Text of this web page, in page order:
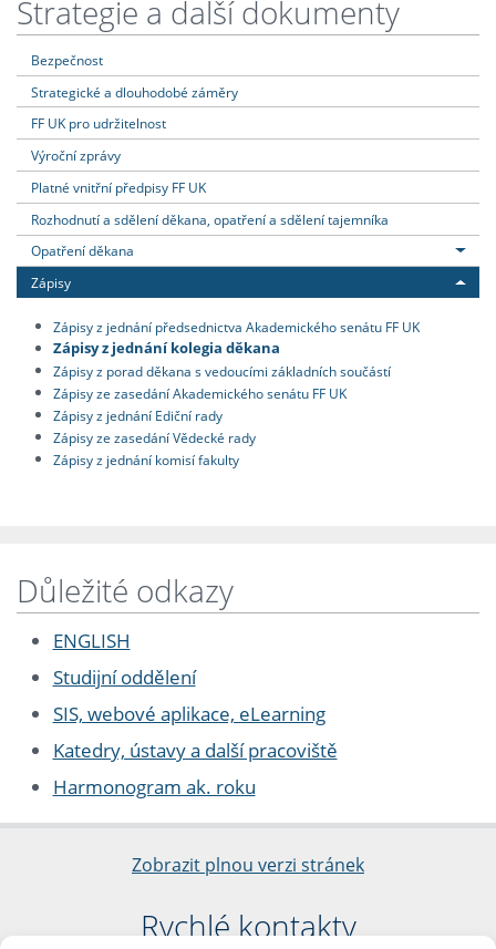
Strategie a další dokumenty
Bezpečnost
Strategické a dlouhodobé záměry
FF UK pro udržitelnost
Výroční zprávy
Platné vnitřní předpisy FF UK
Rozhodnutí a sdělení děkana, opatření a sdělení tajemníka
Opatření děkana
Zápisy
Zápisy z jednání předsednictva Akademického senátu FF UK
Zápisy z jednání kolegia děkana
Zápisy z porad děkana s vedoucími základních součástí
Zápisy ze zasedání Akademického senátu FF UK
Zápisy z jednání Ediční rady
Zápisy ze zasedání Vědecké rady
Zápisy z jednání komisí fakulty
Důležité odkazy
ENGLISH
Studijní oddělení
SIS, webové aplikace, eLearning
Katedry, ústavy a další pracoviště
Harmonogram ak. roku
Zobrazit plnou verzi stránek
Rychlé kontakty